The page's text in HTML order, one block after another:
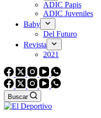
ADIC Papis
ADIC Juveniles
Baby
Del Futuro
Revista
2021
Buscar